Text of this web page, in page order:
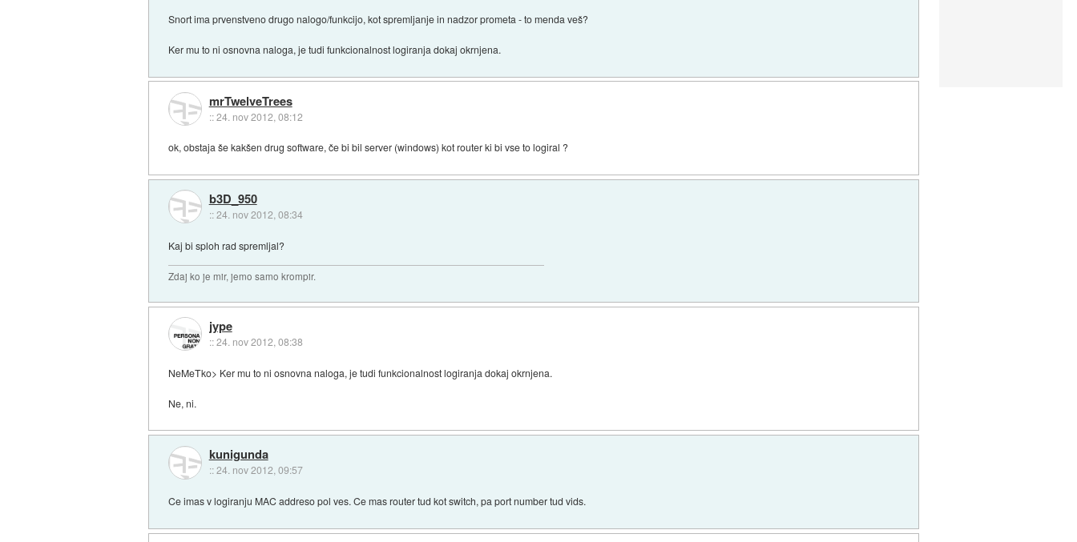
Snort ima prvenstveno drugo nalogo/funkcijo, kot spremljanje in nadzor prometa - to menda veš?
Ker mu to ni osnovna naloga, je tudi funkcionalnost logiranja dokaj okrnjena.
mrTwelveTrees
::24. nov 2012, 08:12
ok, obstaja še kakšen drug software, če bi bil server (windows) kot router ki bi vse to logiral ?
b3D_950
::24. nov 2012, 08:34
Kaj bi sploh rad spremljal?
Zdaj ko je mir, jemo samo krompir.
jype
::24. nov 2012, 08:38
NeMeTko> Ker mu to ni osnovna naloga, je tudi funkcionalnost logiranja dokaj okrnjena.
Ne, ni.
kunigunda
::24. nov 2012, 09:57
Ce imas v logiranju MAC addreso pol ves. Ce mas router tud kot switch, pa port number tud vids.